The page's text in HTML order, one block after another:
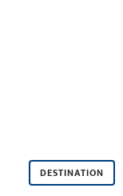
DESTINATION